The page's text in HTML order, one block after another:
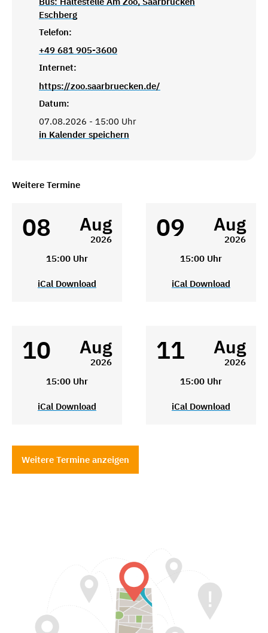
Eschberg
Telefon:
+49 681 905-3600
Internet:
https://zoo.saarbruecken.de/
Datum:
07.08.2026 - 15:00 Uhr
in Kalender speichern
Weitere Termine
08 Aug
2026
15:00 Uhr
iCal Download
09 Aug
2026
15:00 Uhr
iCal Download
10 Aug
2026
15:00 Uhr
iCal Download
11 Aug
2026
15:00 Uhr
iCal Download
Weitere Termine anzeigen